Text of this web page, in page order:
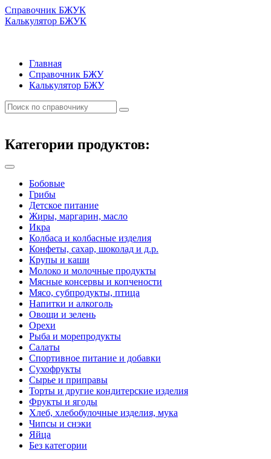
Справочник БЖУК
Калькулятор БЖУК
Главная
Справочник БЖУ
Калькулятор БЖУ
Категории продуктов:
Бобовые
Грибы
Детское питание
Жиры, маргарин, масло
Икра
Колбаса и колбасные изделия
Конфеты, сахар, шоколад и д.р.
Крупы и каши
Молоко и молочные продукты
Мясные консервы и копчености
Мясо, субпродукты, птица
Напитки и алкоголь
Овощи и зелень
Орехи
Рыба и морепродукты
Салаты
Спортивное питание и добавки
Сухофрукты
Сырье и приправы
Торты и другие кондитерские изделия
Фрукты и ягоды
Хлеб, хлебобулочные изделия, мука
Чипсы и снэки
Яйца
Без категории